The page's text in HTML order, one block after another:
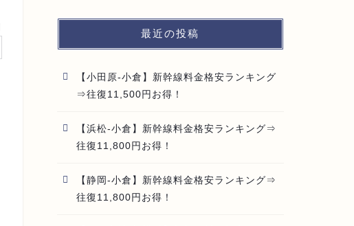
最近の投稿
【小田原-小倉】新幹線料金格安ランキング
⇒往復11,500円お得！
【浜松-小倉】新幹線料金格安ランキング⇒
往復11,800円お得！
【静岡-小倉】新幹線料金格安ランキング⇒
往復11,800円お得！